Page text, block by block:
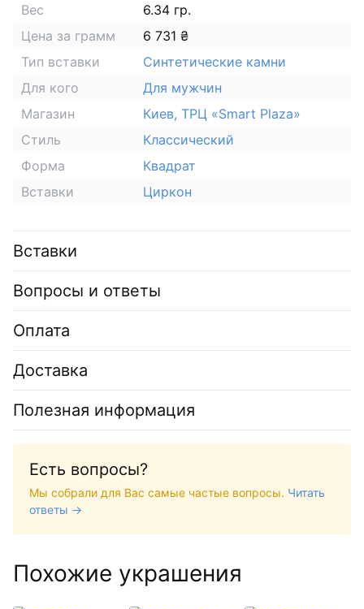
Вес
6.34 гр.
Цена за грамм
6 731 ₴
Тип вставки
Синтетические камни
Для кого
Для мужчин
Магазин
Киев, ТРЦ «Smart Plaza»
Стиль
Классический
Форма
Квадрат
Вставки
Циркон
Вставки
Вопросы и ответы
Оплата
Доставка
Полезная информация
Есть вопросы?
Мы собрали для Вас самые частые вопросы. Читать
ответы →
Похожие украшения